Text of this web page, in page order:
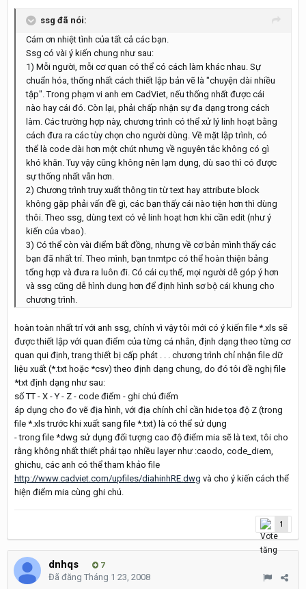
ssg đã nói:
Cám ơn nhiệt tình của tất cả các bạn.
Ssg có vài ý kiến chung như sau:
1) Mỗi người, mỗi cơ quan có thể có cách làm khác nhau. Sự
chuẩn hóa, thống nhất cách thiết lập bản vẽ là "chuyện dài nhiều
tập". Trong phạm vi anh em CadViet, nếu thống nhất được cái
nào hay cái đó. Còn lại, phải chấp nhận sự đa dạng trong cách
làm. Các trường hợp này, chương trình có thể xử lý linh hoạt bằng
cách đưa ra các tùy chọn cho người dùng. Về mặt lập trình, có
thể là code dài hơn một chút nhưng về nguyên tắc không có gì
khó khăn. Tuy vậy cũng không nên lạm dụng, dù sao thì có được
sự thống nhất vẫn hơn.
2) Chương trình truy xuất thông tin từ text hay attribute block
không gặp phải vấn đề gì, các bạn thấy cái nào tiện hơn thì dùng
thôi. Theo ssg, dùng text có vẻ linh hoạt hơn khi cần edit (như ý
kiến của vbao).
3) Có thể còn vài điểm bất đồng, nhưng về cơ bản mình thấy các
bạn đã nhất trí. Theo mình, bạn tnmtpc có thể hoàn thiện bảng
tổng hợp và đưa ra luôn đi. Có cái cụ thể, mọi người dễ góp ý hơn
và ssg cũng dễ hình dung hơn để định hình sơ bộ cái khung cho
chương trình.
hoàn toàn nhất trí với anh ssg, chính vì vậy tôi mới có ý kiến file *.xls sẽ
được thiết lập với quan điểm của từng cá nhân, định dạng theo từng cơ
quan qui định, trang thiết bị cấp phát . . . chương trình chỉ nhận file dữ
liệu xuất (*.txt hoặc *csv) theo định dạng chung, do đó tôi đề nghị file
*txt định dạng như sau:
số TT - X - Y - Z - code điểm - ghi chú điểm
áp dụng cho đo vẽ địa hình, với địa chính chỉ cần hide tọa độ Z (trong
file *.xls trước khi xuất sang file *.txt) là có thể sử dụng
- trong file *dwg sử dụng đối tượng cao độ điểm mia sẽ là text, tôi cho
rằng không nhất thiết phải tạo nhiều layer như :caodo, code_diem,
ghichu, các anh có thể tham khảo file
http://www.cadviet.com/upfiles/diahinhRE.dwg và cho ý kiến cách thể
hiện điểm mia cùng ghi chú.
1
dnhqs 7
Đã đăng Tháng 1 23, 2008